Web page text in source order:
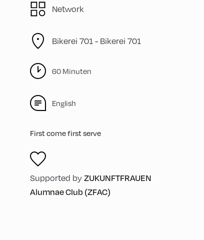
Network
Bikerei 701 - Bikerei 701
60 Minuten
English
First come first serve
Supported by ZUKUNFTFRAUEN
Alumnae Club (ZFAC)